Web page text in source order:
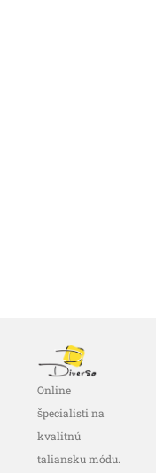
Online
špecialisti na
kvalitnú
taliansku módu.